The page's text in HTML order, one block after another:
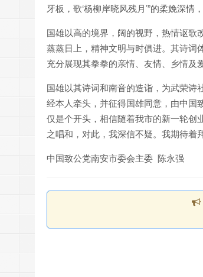
牙板，歌‘杨柳岸晓风残月’”的柔娩深情
国雄以高的境界，阔的视野，热情讴歌
蒸蒸日上，精神文明与时俱进。其诗词
充分展现其拳拳的亲情、友情、乡情及
国雄以其诗词和南音的造诣，为武荣诗
经本人牵头，并征得国雄同意，由中国
仅是个开头，相信随着我市的新一轮创
之唱和，对此，我深信不疑。我期待着
中国致公党南安市委会主委 陈永强